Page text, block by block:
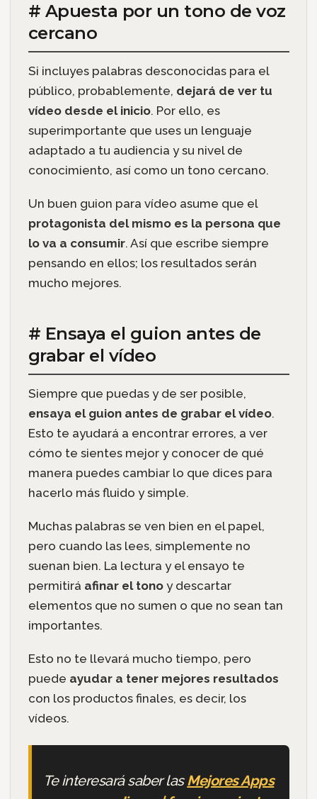
# Apuesta por un tono de voz
cercano
Si incluyes palabras desconocidas para el
público, probablemente, dejará de ver tu
vídeo desde el inicio. Por ello, es
superimportante que uses un lenguaje
adaptado a tu audiencia y su nivel de
conocimiento, así como un tono cercano.
Un buen guion para vídeo asume que el
protagonista del mismo es la persona que
lo va a consumir. Así que escribe siempre
pensando en ellos; los resultados serán
mucho mejores.
# Ensaya el guion antes de
grabar el vídeo
Siempre que puedas y de ser posible,
ensaya el guion antes de grabar el vídeo.
Esto te ayudará a encontrar errores, a ver
cómo te sientes mejor y conocer de qué
manera puedes cambiar lo que dices para
hacerlo más fluido y simple.
Muchas palabras se ven bien en el papel,
pero cuando las lees, simplemente no
suenan bien. La lectura y el ensayo te
permitirá afinar el tono y descartar
elementos que no sumen o que no sean tan
importantes.
Esto no te llevará mucho tiempo, pero
puede ayudar a tener mejores resultados
con los productos finales, es decir, los
vídeos.
Te interesará saber lasMejores Apps